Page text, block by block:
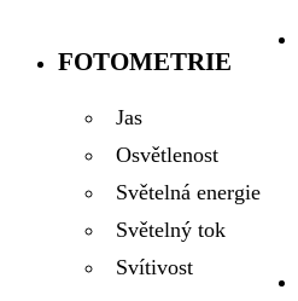
FOTOMETRIE
Jas
Osvětlenost
Světelná energie
Světelný tok
Svítivost